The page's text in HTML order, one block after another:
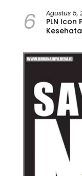
Lansia di
6 Agustus 5,
PLN Icon